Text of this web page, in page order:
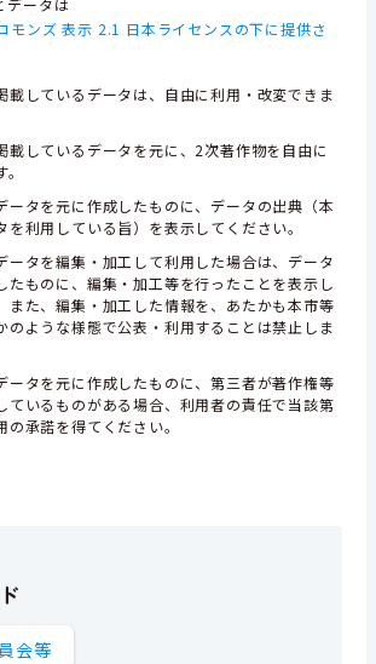
データは
モンズ 表示 2.1 日本ライセンスの下に提供さ
載しているデータは、自由に利用・改変できま
載しているデータを元に、2次著作物を自由に
ータを元に作成したものに、データの出典（本
を利用している旨）を表示してください。
ータを編集・加工して利用した場合は、データ
たものに、編集・加工等を行ったことを表示し
また、編集・加工した情報を、あたかも本市等
のような様態で公表・利用することは禁止しま
ータを元に作成したものに、第三者が著作権等
ているものがある場合、利用者の責任で当該第
の承諾を得てください。
会等